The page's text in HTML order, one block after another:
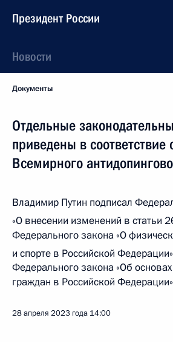
Президент России
Новости
Документы
Отдельные
приведены в
Всемирного
Владимир Путин подписал
«О внесении изменений в статьи
Федерального закона «О
и спорте в Российской
Федерального закона «Об
граждан в Российской
28 апреля 2023 года 14:00